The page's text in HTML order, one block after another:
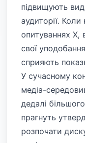
підвищують
аудиторії.
опитуваннях
свої
сприяють
У сучасному
медіа-
дедалі
прагнуть
розпочати